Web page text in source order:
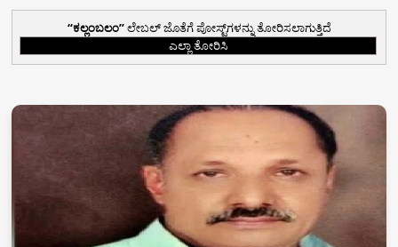
ಕಲ್ಲಂಬಲಂ ಲೇಬಲ್ ಜೊತೆಗೆ ಪೋಸ್ಟ್‌ಗಳನ್ನು ತೋರಿಸಲಾಗುತ್ತಿದೆ
ಎಲ್ಲಾ ತೋರಿಸಿ